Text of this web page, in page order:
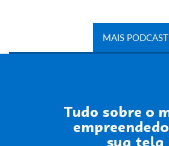
MAIS PODCAST